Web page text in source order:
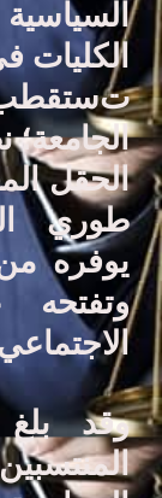
السياسية
الكليات
ت
الجامعة؛
الحقل
طوري
يوفره
وتفتحه
وقد بلغ